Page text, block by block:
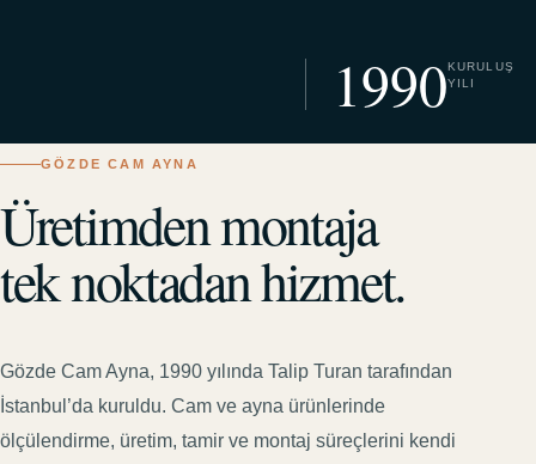
1990KURULUŞ
YILI
GÖZDE CAM AYNA
Üretimden montaja
tek noktadan hizmet.
Gözde Cam Ayna, 1990 yılında Talip Turan tarafından
İstanbul’da kuruldu. Cam ve ayna ürünlerinde
ölçülendirme, üretim, tamir ve montaj süreçlerini kendi